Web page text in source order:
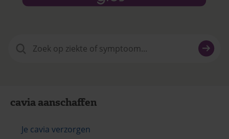
naar:
cavia aanschaffen
Je cavia verzorgen